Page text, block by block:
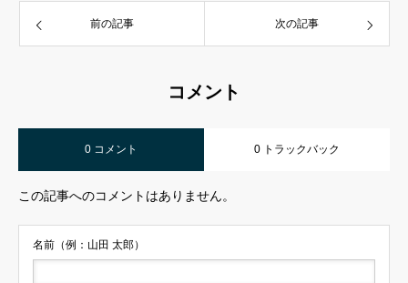
前の記事 次の記事
コメント
0 コメント 0 トラックバック
この記事へのコメントはありません。
名前（例：山田 太郎）